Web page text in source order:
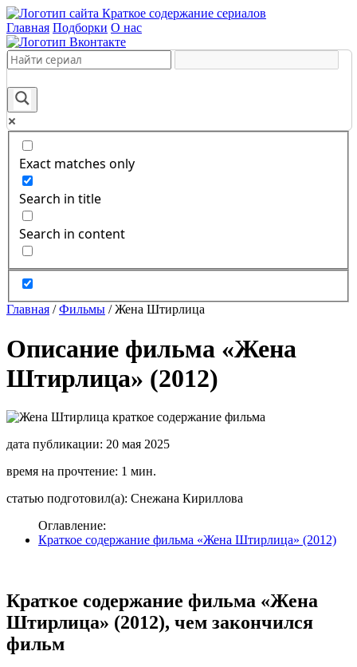
Краткое содержание сериалов
Главная Подборки О нас
Exact matches only
Search in title
Search in content
Главная /Фильмы /Жена Штирлица
Описание фильма «Жена
Штирлица» (2012)
дата публикации: 20 мая 2025
время на прочтение: 1 мин.
статью подготовил(а): Снежана Кириллова
Оглавление:
Краткое содержание фильма «Жена Штирлица» (2012)
Краткое содержание фильма «Жена
Штирлица» (2012), чем закончился
фильм